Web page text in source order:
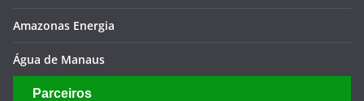
Amazonas Energia
Água de Manaus
Parceiros